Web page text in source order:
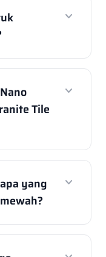
expand_more
Tile
expand_more
yang
expand_more